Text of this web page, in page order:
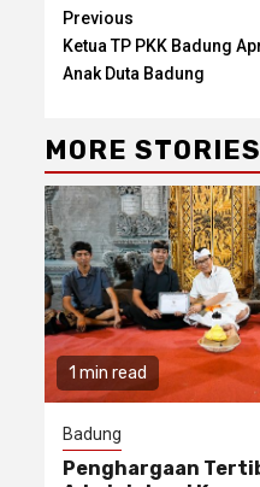
Continue
Reading
Previous
Ketua TP PKK Badung
Anak Duta Badung
MORE STORIES
1 min read
Badung
Penghargaan